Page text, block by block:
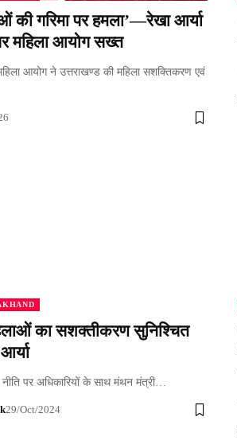
की गरिमा पर हमला’—रेखा आर्या
महिला आयोग सख्त
आयोग ने उत्तराखण्ड की महिला सशक्तिकरण एवं
का सशक्तीकरण सुनिश्चित
नीति पर अधिकारियों के साथ मंथन मंत्री…
29/Oct/2024